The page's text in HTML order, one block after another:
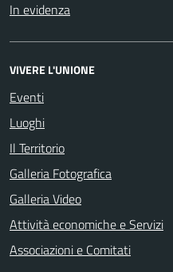
In evidenza
VIVERE L'UNIONE
Eventi
Luoghi
Il Territorio
Galleria Fotografica
Galleria Video
Attività economiche e Servizi
Associazioni e Comitati